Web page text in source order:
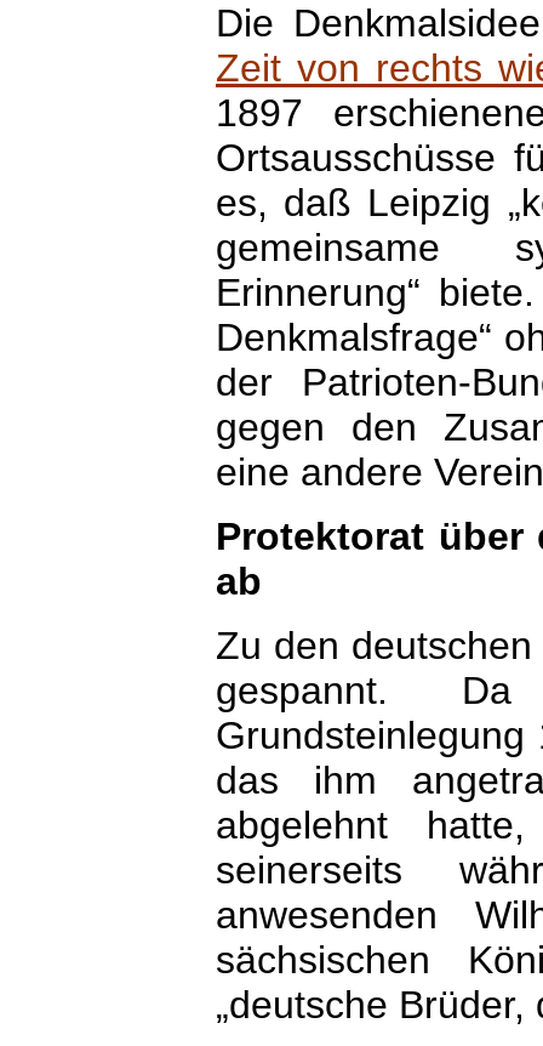
Die
Zeit von rechts
1897
Ortsausschüsse
es, daß Leipzig
gemeinsame
Erinnerung“
Denkmalsfrage“
der Patrioten-
gegen den
eine andere
Protektorat über
ab
Zu den
gespannt.
das ihm
abgelehnt
seinerseits
anwesenden
sächsischen
„deutsche